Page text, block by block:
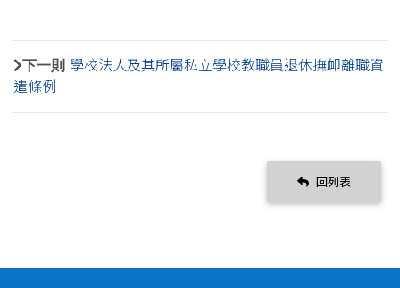
下一則 學校法人及其所屬私立學校教職員退休撫卹離職資
遣條例
回列表